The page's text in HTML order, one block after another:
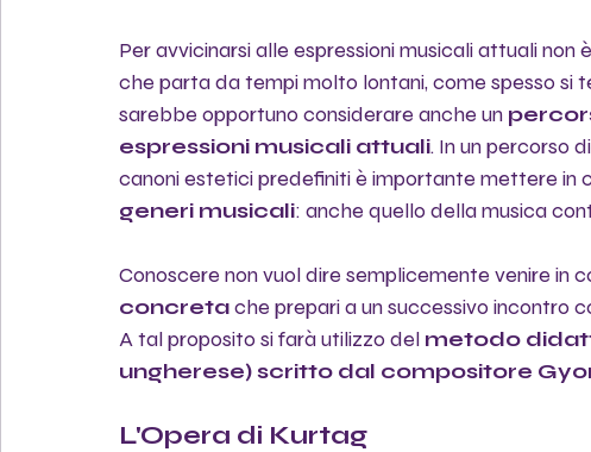
Per avvicinarsi alle espressioni musicali attuali
che parta da tempi molto lontani, come spesso si
sarebbe opportuno considerare anche un
espressioni musicali attuali. In un percorso
canoni estetici predefiniti è importante mettere in
generi musicali: anche quello della musica
Conoscere non vuol dire semplicemente venire in
concreta che prepari a un successivo incontro
A tal proposito si farà utilizzo del metodo
ungherese) scritto dal compositore
L'Opera di Kurtag